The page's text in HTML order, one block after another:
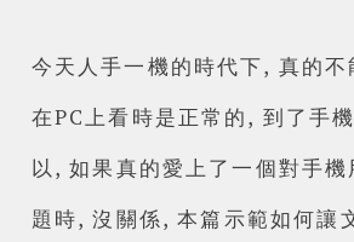
今天人手一機的時代下, 真的
在PC上看時是正常的, 到了手
以, 如果真的愛上了一個對手
題時, 沒關係, 本篇示範如何讓